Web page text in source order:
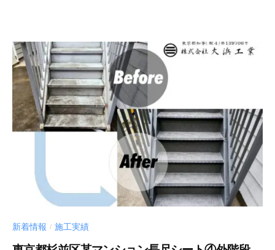
新着情報 / 施工実績